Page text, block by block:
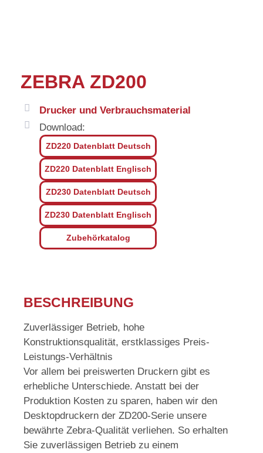
ZEBRA ZD200
Drucker und Verbrauchsmaterial
Download:
ZD220 Datenblatt Deutsch
ZD220 Datenblatt Englisch
ZD230 Datenblatt Deutsch
ZD230 Datenblatt Englisch
Zubehörkatalog
BESCHREIBUNG
Zuverlässiger Betrieb, hohe
Konstruktionsqualität, erstklassiges Preis-
Leistungs-Verhältnis
Vor allem bei preiswerten Druckern gibt es
erhebliche Unterschiede. Anstatt bei der
Produktion Kosten zu sparen, haben wir den
Desktopdruckern der ZD200-Serie unsere
bewährte Zebra-Qualität verliehen. So erhalten
Sie zuverlässigen Betrieb zu einem